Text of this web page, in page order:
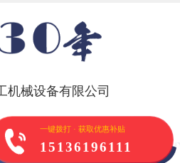
机械设备有限公司
一键拨打 · 获取优惠补贴
15136196111